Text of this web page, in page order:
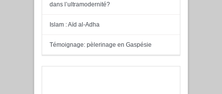
dans l’ultramodernité?
Islam : Aïd al-Adha
Témoignage: pèlerinage en Gaspésie